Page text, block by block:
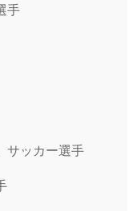
手
サッカー選手